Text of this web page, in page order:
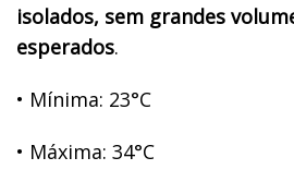
isolados, sem grandes
esperados.
• Mínima: 23°C
• Máxima: 34°C